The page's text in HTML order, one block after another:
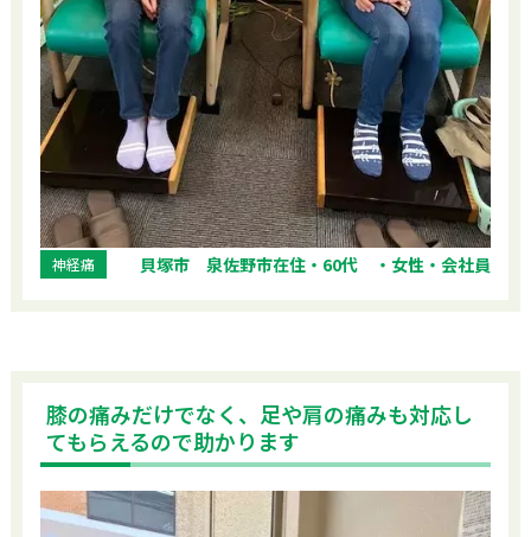
神経痛 貝塚市 泉佐野市在住・60代 ・女性・会社員
膝の痛みだけでなく、足や肩の痛みも対応し
てもらえるので助かります